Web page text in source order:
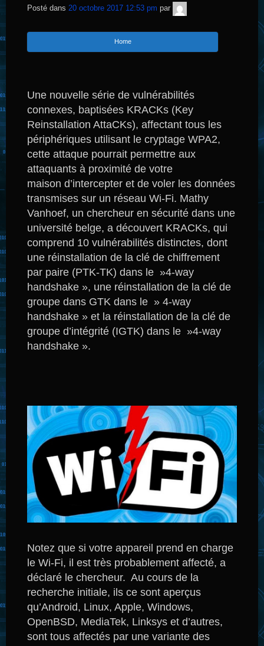
Posté dans 20 octobre 2017 12:53 pm par
Sécurité
Home
Une nouvelle série de vulnérabilités
connexes, baptisées KRACKs (Key
Reinstallation AttaCKs), affectant tous les
périphériques utilisant le cryptage WPA2,
cette attaque pourrait permettre aux
attaquants à proximité de votre
maison d’intercepter et de voler les données
transmises sur un réseau Wi-Fi. Mathy
Vanhoef, un chercheur en sécurité dans une
université belge, a découvert KRACKs, qui
comprend 10 vulnérabilités distinctes, dont
une réinstallation de la clé de chiffrement
par paire (PTK-TK) dans le »4-way
handshake », une réinstallation de la clé de
groupe dans GTK dans le » 4-way
handshake » et la réinstallation de la clé de
groupe d’intégrité (IGTK) dans le »4-way
handshake ».
Notez que si votre appareil prend en charge
le Wi-Fi, il est très probablement affecté, a
déclaré le chercheur. Au cours de la
recherche initiale, ils ce sont aperçus
qu’Android, Linux, Apple, Windows,
OpenBSD, MediaTek, Linksys et d’autres,
sont tous affectés par une variante des